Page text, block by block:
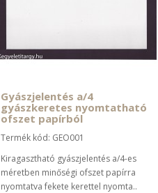
Gyászjelentés a/4
gyászkeretes nyomtatható
ofszet papírból
Termék kód: GEO001
Kiragasztható gyászjelentés a/4-es
méretben minőségi ofszet papírra
nyomtatva fekete kerettel nyomta..